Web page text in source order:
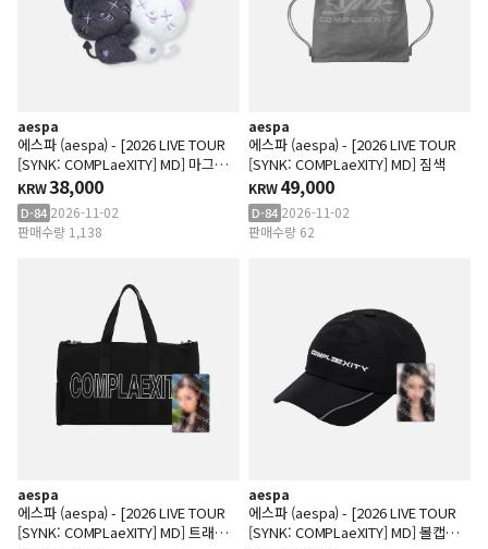
aespa
에스파 (aespa) - [2026 LIVE TOUR
[SYNK: COMPLaeXITY] MD] 마그넷
인형
KRW38,000
D-84 2026-11-02
판매수량 1,138
aespa
에스파 (aespa) - [2026 LIVE TOUR
[SYNK: COMPLaeXITY] MD] 짐색
KRW49,000
D-84 2026-11-02
판매수량 62
aespa
에스파 (aespa) - [2026 LIVE TOUR
[SYNK: COMPLaeXITY] MD] 트래블
aespa
에스파 (aespa) - [2026 LIVE TOUR
[SYNK: COMPLaeXITY] MD] 볼캡